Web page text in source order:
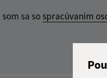
sa sospracúvaním